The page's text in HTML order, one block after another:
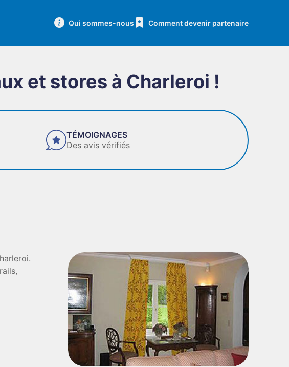
Qui sommes-nous Comment devenir partenaire
et stores à Charleroi !
TÉMOIGNAGES
Des avis vérifiés